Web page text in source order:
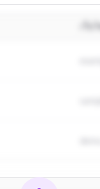
เว็บ